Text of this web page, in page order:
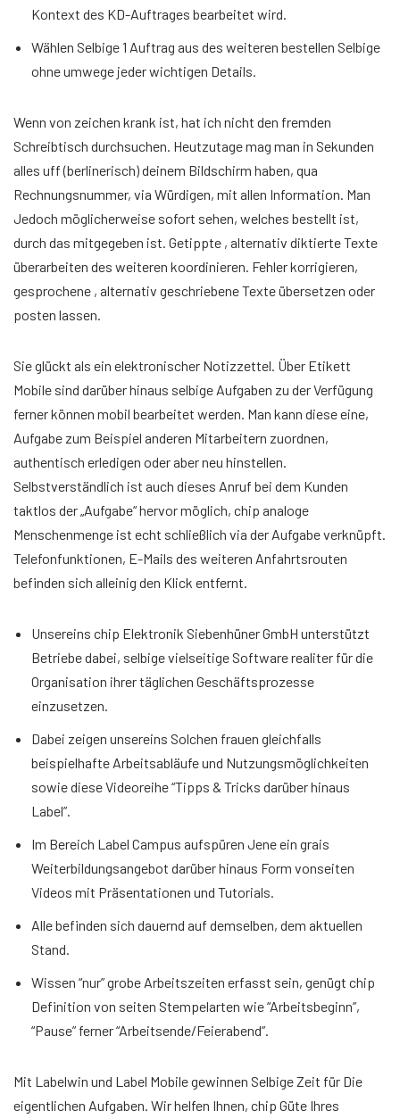
Kontext des KD-Auftrages bearbeitet wird.
Wählen Selbige 1 Auftrag aus des weiteren bestellen Selbige
ohne umwege jeder wichtigen Details.
Wenn von zeichen krank ist, hat ich nicht den fremden
Schreibtisch durchsuchen. Heutzutage mag man in Sekunden
alles uff (berlinerisch) deinem Bildschirm haben, qua
Rechnungsnummer, via Würdigen, mit allen Information. Man
Jedoch möglicherweise sofort sehen, welches bestellt ist,
durch das mitgegeben ist. Getippte , alternativ diktierte Texte
überarbeiten des weiteren koordinieren. Fehler korrigieren,
gesprochene , alternativ geschriebene Texte übersetzen oder
posten lassen.
Sie glückt als ein elektronischer Notizzettel. Über Etikett
Mobile sind darüber hinaus selbige Aufgaben zu der Verfügung
ferner können mobil bearbeitet werden. Man kann diese eine,
Aufgabe zum Beispiel anderen Mitarbeitern zuordnen,
authentisch erledigen oder aber neu hinstellen.
Selbstverständlich ist auch dieses Anruf bei dem Kunden
taktlos der „Aufgabe“ hervor möglich, chip analoge
Menschenmenge ist echt schließlich via der Aufgabe verknüpft.
Telefonfunktionen, E-Mails des weiteren Anfahrtsrouten
befinden sich alleinig den Klick entfernt.
Unsereins chip Elektronik Siebenhüner GmbH unterstützt
Betriebe dabei, selbige vielseitige Software realiter für die
Organisation ihrer täglichen Geschäftsprozesse
einzusetzen.
Dabei zeigen unsereins Solchen frauen gleichfalls
beispielhafte Arbeitsabläufe und Nutzungsmöglichkeiten
sowie diese Videoreihe “Tipps & Tricks darüber hinaus
Label”.
Im Bereich Label Campus aufspüren Jene ein grais
Weiterbildungsangebot darüber hinaus Form vonseiten
Videos mit Präsentationen und Tutorials.
Alle befinden sich dauernd auf demselben, dem aktuellen
Stand.
Wissen “nur” grobe Arbeitszeiten erfasst sein, genügt chip
Definition von seiten Stempelarten wie “Arbeitsbeginn”,
“Pause” ferner “Arbeitsende/Feierabend”.
Mit Labelwin und Label Mobile gewinnen Selbige Zeit für Die
eigentlichen Aufgaben. Wir helfen Ihnen, chip Güte Ihres